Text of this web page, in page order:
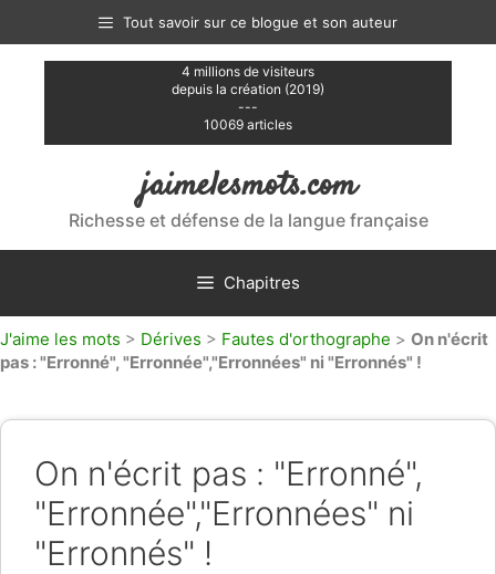
contenu
Tout savoir sur ce blogue et son auteur
4 millions de visiteurs
depuis la création (2019)
---
10069 articles
jaimelesmots.com
Richesse et défense de la langue française
Chapitres
J'aime les mots > Dérives > Fautes d'orthographe > On n'écrit
pas : "Erronné", "Erronnée","Erronnées" ni "Erronnés" !
On n'écrit pas : "Erronné",
"Erronnée","Erronnées" ni
"Erronnés" !